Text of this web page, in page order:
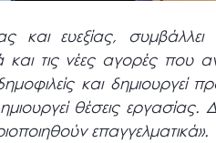
και ευεξίας,
τις νέες αγορές που
και δημιουργεί
θέσεις
επαγγελματικά».